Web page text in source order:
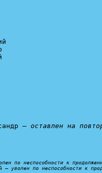
– оставлен на
по неспособности к
– уволен по неспособности к